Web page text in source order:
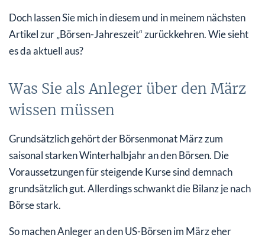
Doch lassen Sie mich in diesem und in meinem nächsten
Artikel zur „Börsen-Jahreszeit“ zurückkehren. Wie sieht
es da aktuell aus?
Was Sie als Anleger über den März
wissen müssen
Grundsätzlich gehört der Börsenmonat März zum
saisonal starken Winterhalbjahr an den Börsen. Die
Voraussetzungen für steigende Kurse sind demnach
grundsätzlich gut. Allerdings schwankt die Bilanz je nach
Börse stark.
So machen Anleger an den US-Börsen im März eher